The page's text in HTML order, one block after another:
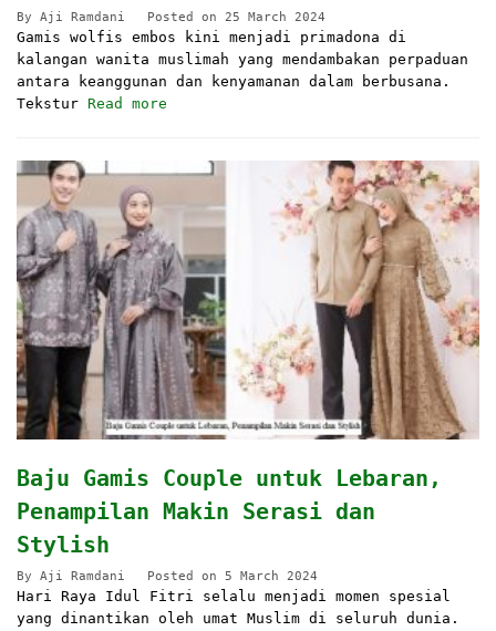
By Aji Ramdani Posted on 25 March 2024
Gamis wolfis embos kini menjadi primadona di
kalangan wanita muslimah yang mendambakan perpaduan
antara keanggunan dan kenyamanan dalam berbusana.
Tekstur Read more
Baju Gamis Couple untuk Lebaran,
Penampilan Makin Serasi dan
Stylish
By Aji Ramdani Posted on 5 March 2024
Hari Raya Idul Fitri selalu menjadi momen spesial
yang dinantikan oleh umat Muslim di seluruh dunia.